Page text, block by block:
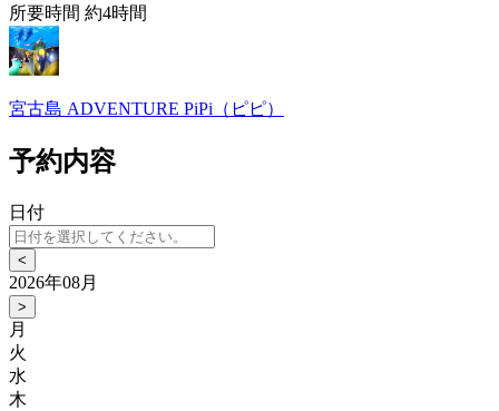
所要時間 約4時間
宮古島 ADVENTURE PiPi（ピピ）
予約内容
日付
<
2026年08月
>
月
火
水
木